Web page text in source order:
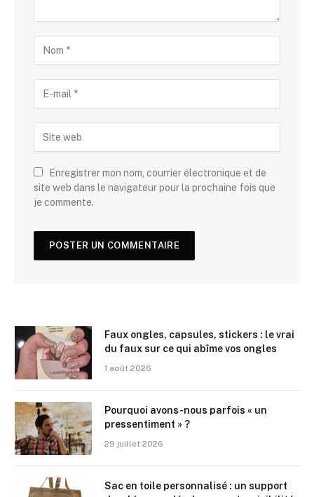
Enregistrer mon nom, courrier électronique et de
site web dans le navigateur pour la prochaine fois que
je commente.
Faux ongles, capsules, stickers : le vrai
du faux sur ce qui abîme vos ongles
1 août 2026
Pourquoi avons-nous parfois « un
pressentiment » ?
29 juillet 2026
Sac en toile personnalisé : un support